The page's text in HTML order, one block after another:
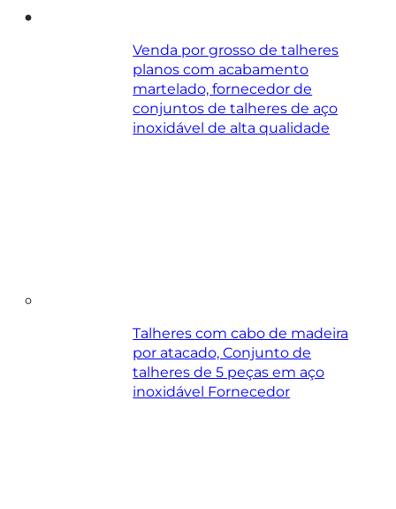
Venda por grosso de talheres
planos com acabamento
martelado, fornecedor de
conjuntos de talheres de aço
inoxidável de alta qualidade
Talheres com cabo de madeira
por atacado, Conjunto de
talheres de 5 peças em aço
inoxidável Fornecedor